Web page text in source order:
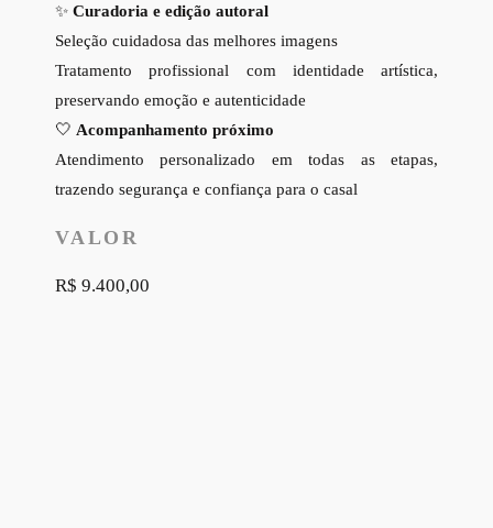
✨ Curadoria e edição autoral
Seleção cuidadosa das melhores imagens
Tratamento profissional com identidade artística,
preservando emoção e autenticidade
🤍 Acompanhamento próximo
Atendimento personalizado em todas as etapas,
trazendo segurança e confiança para o casal
VALOR
R$ 9.400,00